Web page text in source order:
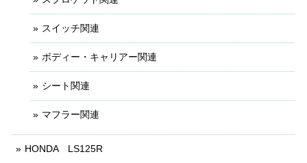
スイッチ関連
ボディー・キャリアー関連
シート関連
マフラー関連
HONDA LS125R